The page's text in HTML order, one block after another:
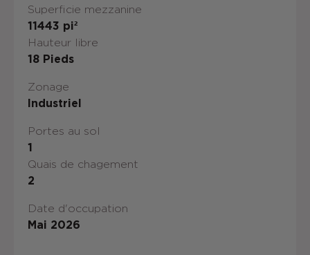
Superficie mezzanine
11443 pi²
Hauteur libre
18 Pieds
Zonage
Industriel
Portes au sol
1
Quais de chagement
2
Date d'occupation
Mai 2026